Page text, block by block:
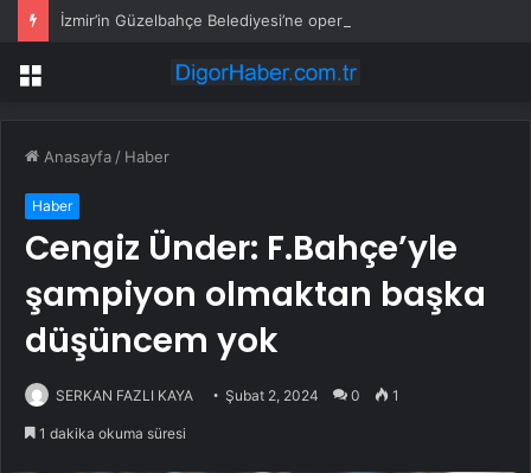
Menü
Anasayfa / Haber
Haber
Cengiz Ünder: F.Bahçe’yle
şampiyon olmaktan başka
düşüncem yok
SERKAN FAZLI KAYA Şubat 2, 2024 0 1
1 dakika okuma süresi